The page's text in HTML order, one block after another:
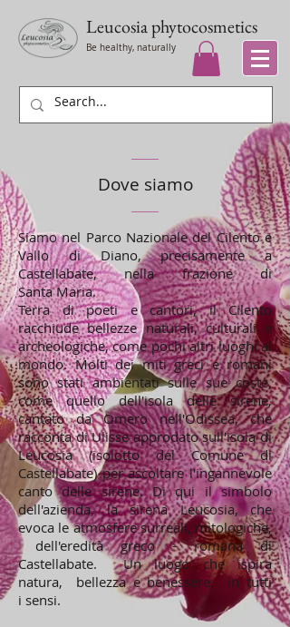
Leucosiaphytocosmetics
Be healthy, naturally
Dove siamo
Siamo nel Parco Nazionale del Cilento e
Vallo di Diano, precisamente a
Castellabate, nella frazione di
Santa Maria.
Terra di poeti e cantori, il Cilento
racchiude bellezze naturali, culturali e
archeologiche, come pochi altri luoghi al
mondo. Molti dei miti greci e romani
sono stati ambientati sulle sue coste,
come quello dell'isola delle sirene,
cantato da Omero nell'Odissea, che
racconta di Ulisse approdato sull'isola di
Leucosia (isolotto del Comune di
Castellabate) per ascoltare l'ingannevole
canto delle sirene. Di qui il simbolo
dell'azienda, la sirena Leucosia, che
evoca le atmosfere surreali, mitologiche,
dell'eredità greco - romana di
Castellabate. Un luogo che ispira
natura, bellezza e benessere, in tutti
i sensi.